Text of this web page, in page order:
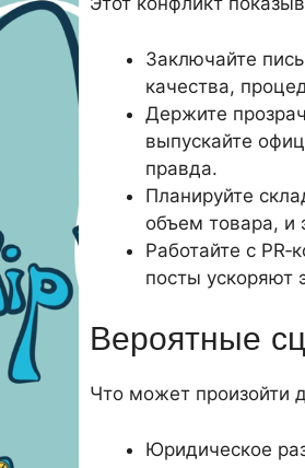
Заключайте
качества,
Держите
выпускайте
правда.
Планируйте
объем товара, и
Работайте с
посты ускоряют
Вероятные
Что может произойти
Юридическое